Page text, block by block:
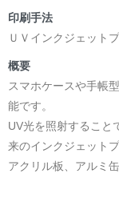
印刷手法
ＵＶインクジェット
概要
スマホケースや手帳
能です。
UV光を照射すること
来のインクジェット
アクリル板、アルミ